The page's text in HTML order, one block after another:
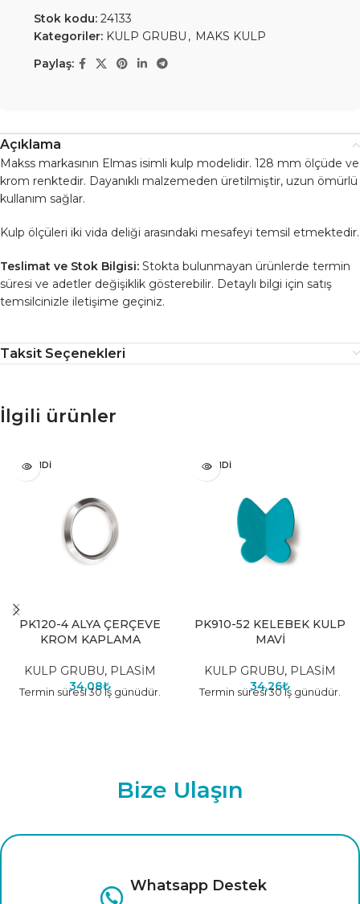
Stok kodu: 24133
Kategoriler: KULP GRUBU , MAKS KULP
Paylaş:
Açıklama
Makss markasının Elmas isimli kulp modelidir. 128 mm ölçüde ve
krom renktedir. Dayanıklı malzemeden üretilmiştir, uzun ömürlü
kullanım sağlar.
Kulp ölçüleri iki vida deliği arasındaki mesafeyi temsil etmektedir.
Teslimat ve Stok Bilgisi: Stokta bulunmayan ürünlerde termin
süresi ve adetler değişiklik gösterebilir. Detaylı bilgi için satış
temsilcinizle iletişime geçiniz.
Taksit Seçenekleri
İlgili ürünler
TÜKENDI
PK120-4 ALYA ÇERÇEVE
KROM KAPLAMA
KULP GRUBU, PLASİM
34,08₺
Termin süresi 30 iş günüdür.
TÜKENDI
PK910-52 KELEBEK KULP
MAVİ
KULP GRUBU, PLASİM
34,26₺
Termin süresi 30 iş günüdür.
Bize Ulaşın
Whatsapp Destek